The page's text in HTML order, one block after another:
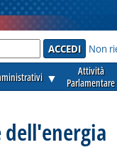
Non
▼
Attività
Parlamentare